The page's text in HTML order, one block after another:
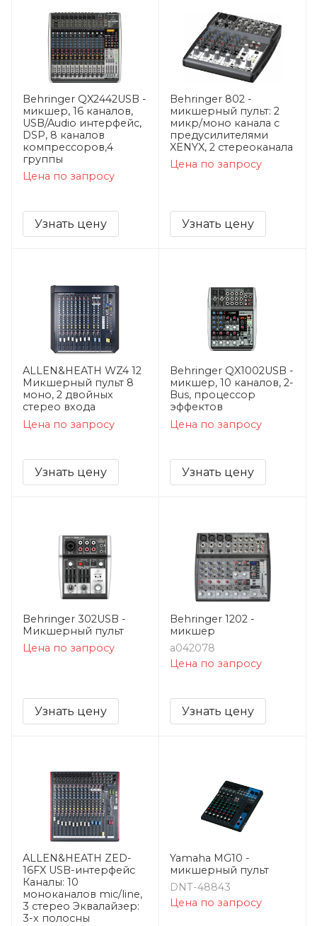
Behringer QX2442USB -
микшер, 16 каналов,
USB/Audio интерфейс,
DSP, 8 каналов
компрессоров,4
группы
Цена по запросу
Узнать цену
Behringer 802 -
микшерный пульт: 2
микр/моно канала c
предусилителями
XENYX, 2 стереоканала
Цена по запросу
Узнать цену
ALLEN&HEATH WZ4 12
Микшерный пульт 8
моно, 2 двойных
стерео входа
Цена по запросу
Узнать цену
Behringer QX1002USB -
микшер, 10 каналов, 2-
Bus, процессор
эффектов
Цена по запросу
Узнать цену
Behringer 302USB -
Микшерный пульт
Цена по запросу
Узнать цену
Behringer 1202 -
микшер
a042078
Цена по запросу
Узнать цену
ALLEN&HEATH ZED-
16FX USB-интерфейс
Каналы: 10
моноканалов mic/line,
3 стерео Эквалайзер:
3-х полосны
Yamaha MG10 -
микшерный пульт
DNT-48843
Цена по запросу